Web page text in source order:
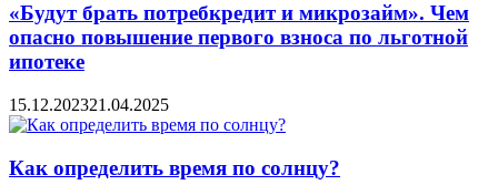
«Будут брать потребкредит и микрозайм». Чем
опасно повышение первого взноса по льготной
ипотеке
15.12.202321.04.2025
Как определить время по солнцу?